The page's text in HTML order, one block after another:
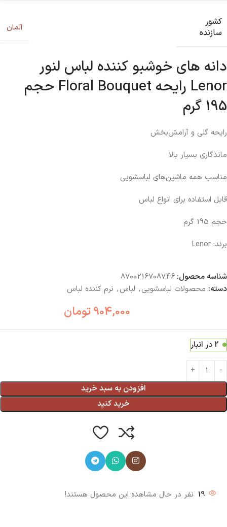
کشور
سازنده
آلمان
دانه های خوشبو کننده لباس لنور
Lenor رایحه Floral Bouquet حجم
195 گرم
رایحه گلی و آرامش‌بخش
ماندگاری بسیار بالا
مناسب همه ماشین‌های لباسشویی
قابل استفاده برای انواع لباس
حجم 195 گرم
برند: Lenor
شناسه محصول: 8700216708746
دسته: محصولات لباسشویی, لباس, نرم کننده لباس
904,000تومان
2 در انبار
افزودن به سبد خرید
خرید کنید
19 نفر در حال مشاهده این محصول هستند!